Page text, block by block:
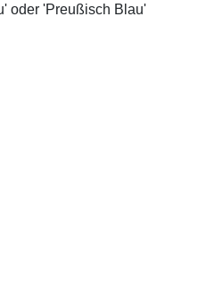
oder 'Preußisch Blau'